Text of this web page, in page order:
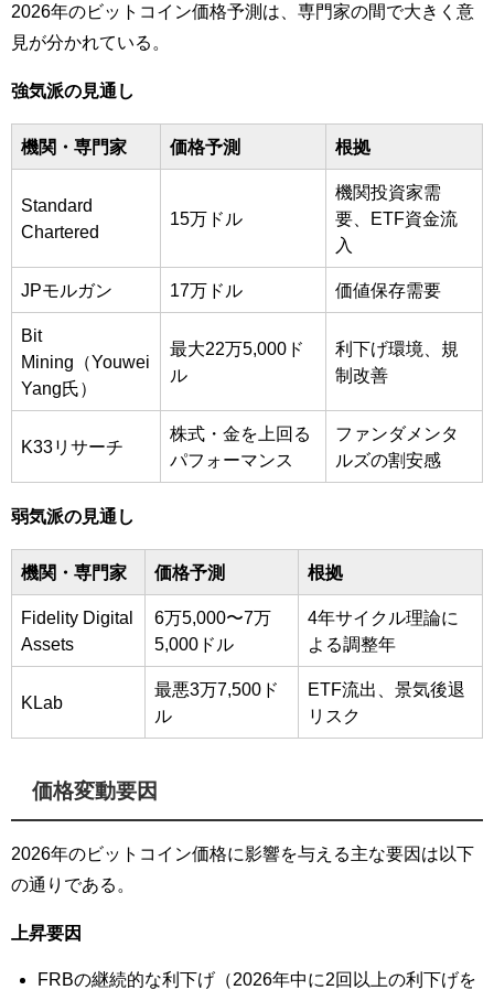
2026年のビットコイン価格予測は、専門家の間で大きく意
見が分かれている。
強気派の見通し
機関・専門家 価格予測 根拠
Standard
Chartered
15万ドル
機関投資家需
要、ETF資金流
入
JPモルガン 17万ドル 価値保存需要
Bit
Mining（Youwei
Yang氏）
最大22万5,000ド
ル
利下げ環境、規
制改善
K33リサーチ
株式・金を上回る
パフォーマンス
ファンダメンタ
ルズの割安感
弱気派の見通し
機関・専門家 価格予測 根拠
Fidelity Digital
Assets
6万5,000〜7万
5,000ドル
4年サイクル理論に
よる調整年
KLab
最悪3万7,500ド
ル
ETF流出、景気後退
リスク
価格変動要因
2026年のビットコイン価格に影響を与える主な要因は以下
の通りである。
上昇要因
FRBの継続的な利下げ（2026年中に2回以上の利下げを